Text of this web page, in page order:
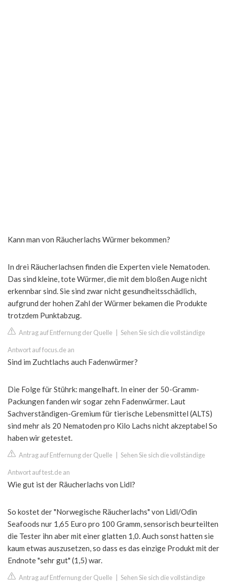
Kann man von Räucherlachs Würmer bekommen?
In drei Räucherlachsen finden die Experten viele Nematoden.
Das sind kleine, tote Würmer, die mit dem bloßen Auge nicht
erkennbar sind. Sie sind zwar nicht gesundheitsschädlich,
aufgrund der hohen Zahl der Würmer bekamen die Produkte
trotzdem Punktabzug.
Antrag auf Entfernung der Quelle Sehen Sie sich die vollständige
Antwort auf focus.de an
Sind im Zuchtlachs auch Fadenwürmer?
Die Folge für Stührk: mangelhaft. In einer der 50-Gramm-
Packungen fanden wir sogar zehn Fadenwürmer. Laut
Sachverständigen-Gremium für tierische Lebensmittel (ALTS)
sind mehr als 20 Nematoden pro Kilo Lachs nicht akzeptabel So
haben wir getestet.
Antrag auf Entfernung der Quelle Sehen Sie sich die vollständige
Antwort auf test.de an
Wie gut ist der Räucherlachs von Lidl?
So kostet der "Norwegische Räucherlachs" von Lidl/Odin
Seafoods nur 1,65 Euro pro 100 Gramm, sensorisch beurteilten
die Tester ihn aber mit einer glatten 1,0. Auch sonst hatten sie
kaum etwas auszusetzen, so dass es das einzige Produkt mit der
Endnote "sehr gut" (1,5) war.
Antrag auf Entfernung der Quelle Sehen Sie sich die vollständige